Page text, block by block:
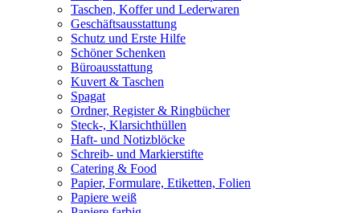
Taschen, Koffer und Lederwaren
Geschäftsausstattung
Schutz und Erste Hilfe
Schöner Schenken
Büroausstattung
Kuvert & Taschen
Spagat
Ordner, Register & Ringbücher
Steck-, Klarsichthüllen
Haft- und Notizblöcke
Schreib- und Markierstifte
Catering & Food
Papier, Formulare, Etiketten, Folien
Papiere weiß